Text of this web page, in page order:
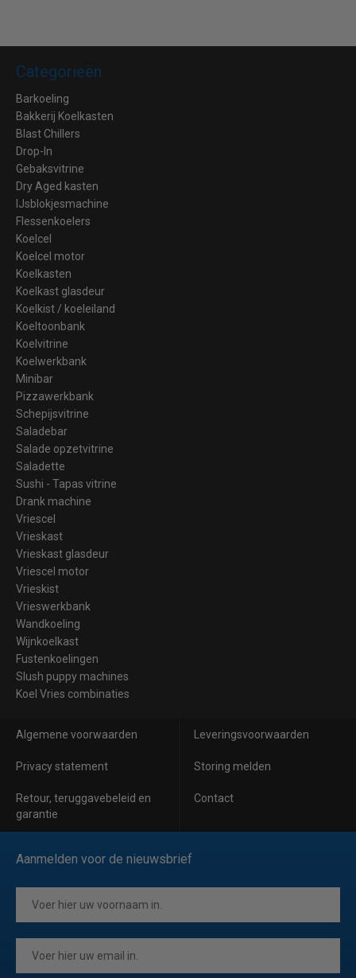
Categorieën
Barkoeling
Bakkerij Koelkasten
Blast Chillers
Drop-In
Gebaksvitrine
Dry Aged kasten
IJsblokjesmachine
Flessenkoelers
Koelcel
Koelcel motor
Koelkasten
Koelkast glasdeur
Koelkist / koeleiland
Koeltoonbank
Koelvitrine
Koelwerkbank
Minibar
Pizzawerkbank
Schepijsvitrine
Saladebar
Salade opzetvitrine
Saladette
Sushi - Tapas vitrine
Drank machine
Vriescel
Vrieskast
Vrieskast glasdeur
Vriescel motor
Vrieskist
Vrieswerkbank
Wandkoeling
Wijnkoelkast
Fustenkoelingen
Slush puppy machines
Koel Vries combinaties
Algemene voorwaarden Leveringsvoorwaarden
Privacy statement Storing melden
Retour, teruggavebeleid en
garantie
Contact
Aanmelden voor de nieuwsbrief